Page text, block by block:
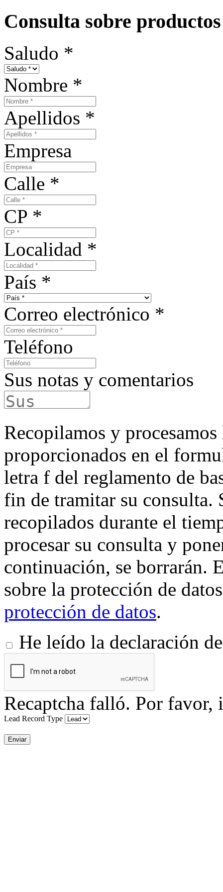
Consulta sobre productos
Saludo *
Nombre *
Apellidos *
Empresa
Calle *
CP *
Localidad *
País *
Correo electrónico *
Teléfono
Sus notas y comentarios
Recopilamos y
proporcionados en el
letra f del reglamento de
fin de tramitar su consulta.
recopilados durante el
procesar su consulta y
continuación, se borrarán.
sobre la protección de
protección de datos.
He leído la declaración
Recaptcha falló. Por favor,
Lead Record Type
Enviar